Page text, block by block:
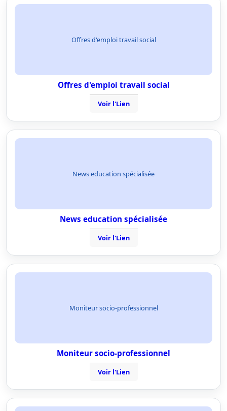
Offres d'emploi travail social
Offres d'emploi travail social
Voir l'Lien
News education spécialisée
News education spécialisée
Voir l'Lien
Moniteur socio-professionnel
Moniteur socio-professionnel
Voir l'Lien